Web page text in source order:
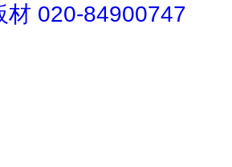
材 020-84900747